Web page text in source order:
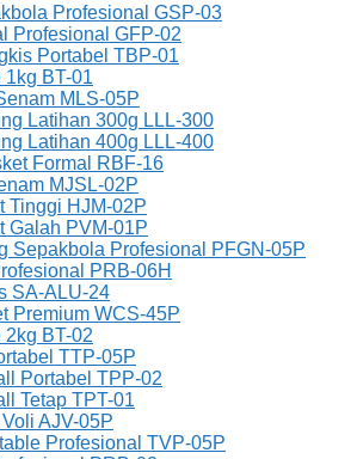
Profesional GSP-03
Profesional GFP-02
Portabel TBP-01
1kg BT-01
MLS-05P
Latihan 300g LLL-300
Latihan 400g LLL-400
Formal RBF-16
MJSL-02P
Tinggi HJM-02P
Galah PVM-01P
Sepakbola Profesional PFGN-05P
PRB-06H
SA-ALU-24
Premium WCS-45P
2kg BT-02
TTP-05P
Portabel TPP-02
Tetap TPT-01
AJV-05P
Profesional TVP-05P